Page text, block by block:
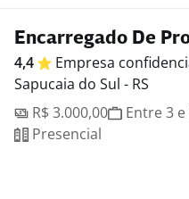
Encarregado De
4,4 Empresa
Sapucaia do Sul - RS
R$ 3.000,00
Entre 3
Presencial